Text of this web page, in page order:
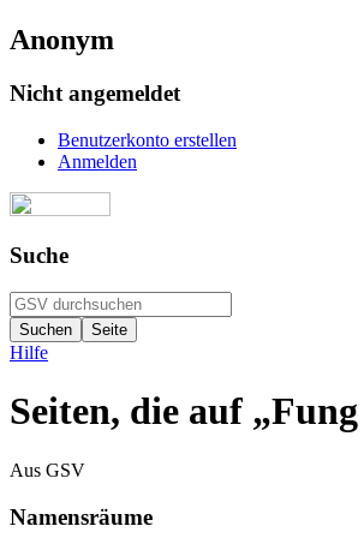
Anonym
Nicht angemeldet
Benutzerkonto erstellen
Anmelden
Suche
Hilfe
Seiten, die auf
Aus GSV
Namensräume